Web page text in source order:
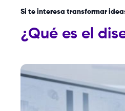
Si te interesa transformar
¿Qué es el